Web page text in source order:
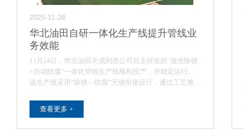
2025-11-28
华北油田自研一体化生产线提升管线业
务效能
11月24日，华北油田天成利德公司自主研发的“激光除锈
+自动防腐”一体化管线生产线顺利投产，并稳定运行。
该生产线采用“除锈—防腐”无缝衔接设计，通过工艺整合
查看更多 +